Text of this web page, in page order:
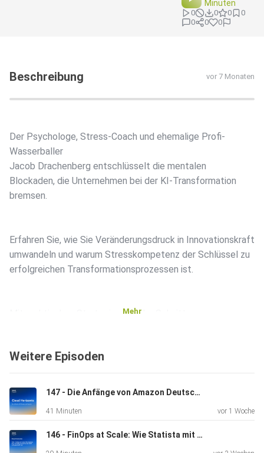
Minuten
0 0 0
0
0
0 0
Beschreibung vor 7 Monaten
Der Psychologe, Stress-Coach und ehemalige Profi-
Wasserballer
Jacob Drachenberg entschlüsselt die mentalen
Blockaden, die Unternehmen bei der KI-Transformation
bremsen.
Erfahren Sie, wie Sie Veränderungsdruck in Innovationskraft
umwandeln und warum Stresskompetenz der Schlüssel zu
erfolgreichen Transformationsprozessen ist.
Mit praktischen Strategien aus der Schnittmenge von
echtes Growth Mindset in Ihrem Team entwickeln und
Barrieren in der Tech-Transformation überwinden.
Hier die erwähnten Links:
- Jacob Drachenberg Website -
https://drachenberg.de/jacob/
Mehr
Weitere Episoden
147 - Die Anfänge von Amazon Deutschland & mehr
41 Minuten vor 1 Woche
146 - FinOps at Scale: Wie Statista mit 120 AWS-Accounts den Shift Left geschafft hat